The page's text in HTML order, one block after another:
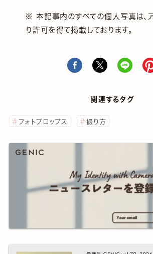
※ 本記事内のすべての個人写真は、
り許可を得て掲載しております。
関連するタグ
フォトプロップス 撮り方